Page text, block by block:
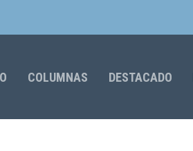
COLUMNAS DESTACADO